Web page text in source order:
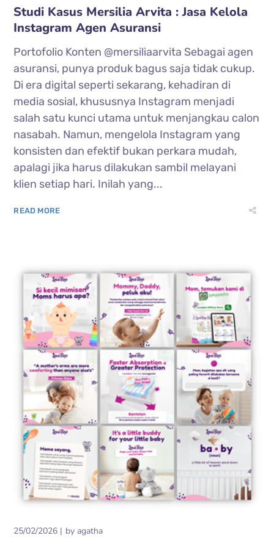
Studi Kasus Mersilia Arvita : Jasa Kelola
Instagram Agen Asuransi
Portofolio Konten @mersiliaarvita Sebagai agen
asuransi, punya produk bagus saja tidak cukup.
Di era digital seperti sekarang, kehadiran di
media sosial, khususnya Instagram menjadi
salah satu kunci utama untuk menjangkau calon
nasabah. Namun, mengelola Instagram yang
konsisten dan efektif bukan perkara mudah,
apalagi jika harus dilakukan sambil melayani
klien setiap hari. Inilah yang...
READ MORE
25/02/2026 by agatha